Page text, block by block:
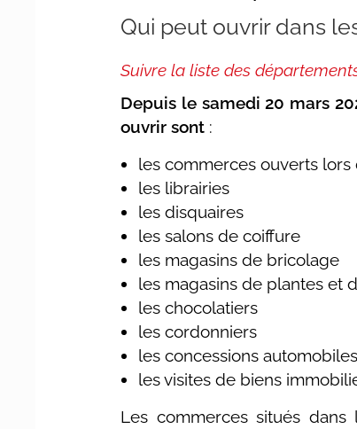
Qui peut ouvrir dans
Suivre la liste des
Depuis le samedi 20 mars
ouvrir sont :
les commerces ouverts
les librairies
les disquaires
les salons de coiffure
les magasins de bricolage
les magasins de plantes et
les chocolatiers
les cordonniers
les concessions
les visites de biens
Les commerces situés